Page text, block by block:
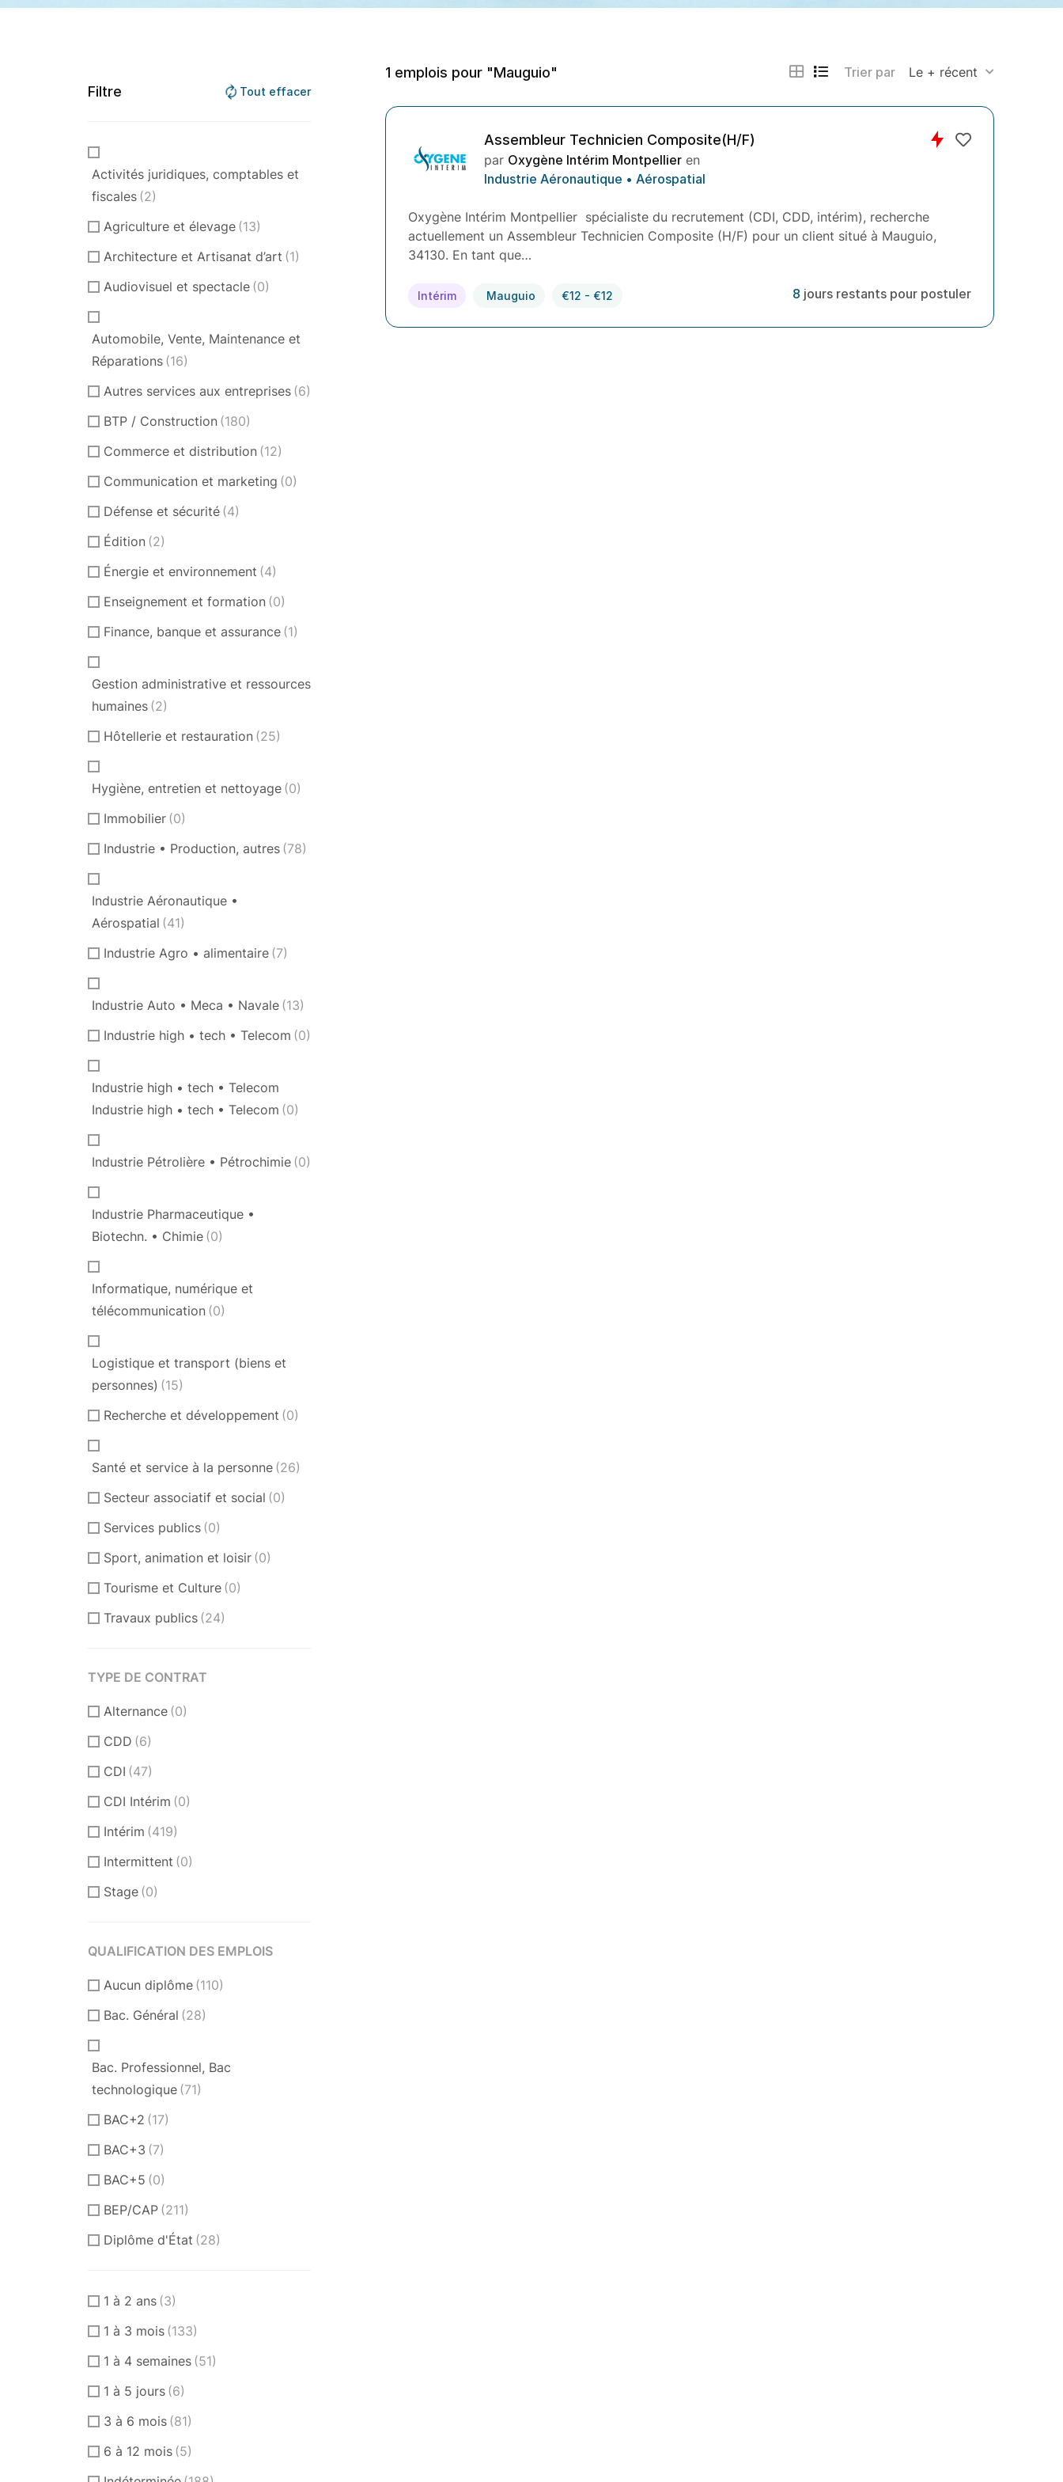
Filtre Tout effacer
Activités juridiques, comptables et
fiscales (2)
Agriculture et élevage (13)
Architecture et Artisanat d’art (1)
Audiovisuel et spectacle (0)
Automobile, Vente, Maintenance et
Réparations (16)
Autres services aux entreprises (6)
BTP / Construction (180)
Commerce et distribution (12)
Communication et marketing (0)
Défense et sécurité (4)
Édition (2)
Énergie et environnement (4)
Enseignement et formation (0)
Finance, banque et assurance (1)
Gestion administrative et ressources
humaines (2)
Hôtellerie et restauration (25)
Hygiène, entretien et nettoyage (0)
Immobilier (0)
Industrie • Production, autres (78)
Industrie Aéronautique •
Aérospatial (41)
Industrie Agro • alimentaire (7)
Industrie Auto • Meca • Navale (13)
Industrie high • tech • Telecom (0)
Industrie high • tech • Telecom
Industrie high • tech • Telecom (0)
Industrie Pétrolière • Pétrochimie (0)
Industrie Pharmaceutique •
Biotechn. • Chimie (0)
Informatique, numérique et
télécommunication (0)
Logistique et transport (biens et
personnes) (15)
Recherche et développement (0)
Santé et service à la personne (26)
Secteur associatif et social (0)
Services publics (0)
Sport, animation et loisir (0)
Tourisme et Culture (0)
Travaux publics (24)
TYPE DE CONTRAT
Alternance (0)
CDD (6)
CDI (47)
CDI Intérim (0)
Intérim (419)
Intermittent (0)
Stage (0)
QUALIFICATION DES EMPLOIS
Aucun diplôme (110)
Bac. Général (28)
Bac. Professionnel, Bac
technologique (71)
BAC+2 (17)
BAC+3 (7)
BAC+5 (0)
BEP/CAP (211)
Diplôme d'État (28)
1 à 2 ans (3)
1 à 3 mois (133)
1 à 4 semaines (51)
1 à 5 jours (6)
3 à 6 mois (81)
6 à 12 mois (5)
1 emplois pour "Mauguio" Trier par Le + récent
Assembleur Technicien Composite(H/F)
par Oxygène Intérim Montpellier en
Industrie Aéronautique • Aérospatial
Oxygène Intérim Montpellier spécialiste du recrutement (CDI, CDD, intérim), recherche
actuellement un Assembleur Technicien Composite (H/F) pour un client situé à Mauguio,
34130. En tant que…
Intérim Mauguio €12 - €12 8 jours restants pour postuler